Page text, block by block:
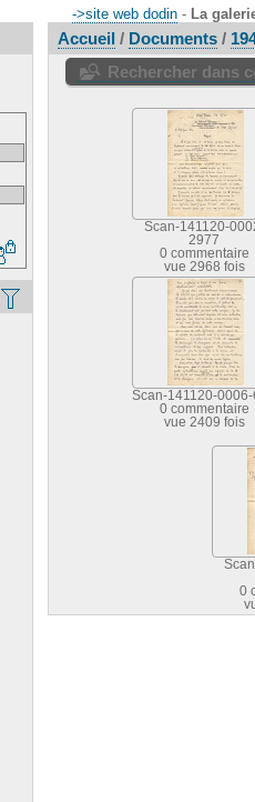
->site web dodin - La
Accueil/ Documents/
Rechercher dans
Scan-141120-
2977
0 commentaire
vue 2968 fois
Scan-141120-
0 commentaire
vue 2409 fois
0